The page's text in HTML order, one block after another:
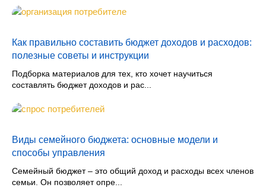
Как правильно составить бюджет доходов и расходов:
полезные советы и инструкции
Подборка материалов для тех, кто хочет научиться
составлять бюджет доходов и рас...
Виды семейного бюджета: основные модели и
способы управления
Семейный бюджет – это общий доход и расходы всех членов
семьи. Он позволяет опре...